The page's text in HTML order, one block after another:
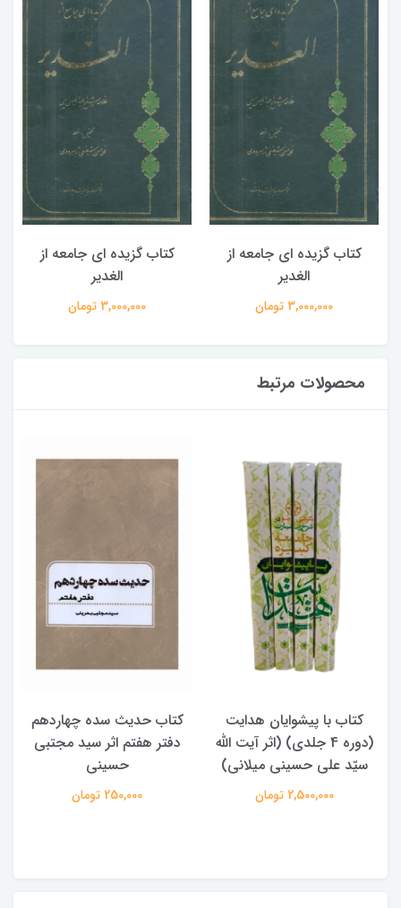
کتاب گزیده ای جامعه از
الغدیر
3,000,000 تومان
کتاب گزیده ای جامعه از
الغدیر
3,000,000 تومان
محصولات مرتبط
کتاب با پیشوایان هدایت
(دوره 4 جلدی) (اثر آیت الله
سیّد علی حسینی میلانی)
2,500,000 تومان
کتاب حدیث سده چهاردهم
دفتر هفتم اثر سید مجتبی
حسینی
250,000 تومان